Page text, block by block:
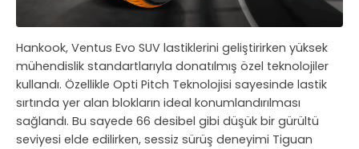
Hankook, Ventus Evo SUV lastiklerini geliştirirken yüksek
mühendislik standartlarıyla donatılmış özel teknolojiler
kullandı. Özellikle Opti Pitch Teknolojisi sayesinde lastik
sırtında yer alan blokların ideal konumlandırılması
sağlandı. Bu sayede 66 desibel gibi düşük bir gürültü
seviyesi elde edilirken, sessiz sürüş deneyimi Tiguan